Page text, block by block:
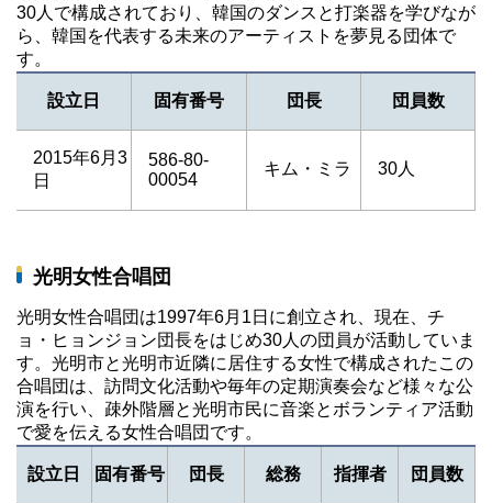
30人で構成されており、韓国のダンスと打楽器を学びなが
ら、韓国を代表する未来のアーティストを夢見る団体で
す。
設立日 固有番号 団長 団員数
2015年6月3
日
586-80-
00054
キム・ミラ 30人
光明女性合唱団
光明女性合唱団は1997年6月1日に創立され、現在、チ
ョ・ヒョンジョン団長をはじめ30人の団員が活動していま
す。光明市と光明市近隣に居住する女性で構成されたこの
合唱団は、訪問文化活動や毎年の定期演奏会など様々な公
演を行い、疎外階層と光明市民に音楽とボランティア活動
で愛を伝える女性合唱団です。
設立日 固有番号 団長 総務 指揮者 団員数